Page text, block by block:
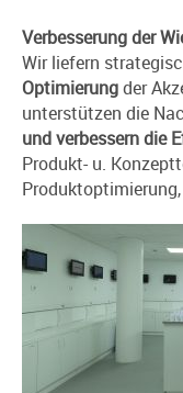
Verbesserung der
Wir liefern
Optimierungder
unterstützen die
und verbessern die
Produkt- u.